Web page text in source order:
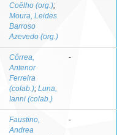
Coêlho (org.);
Moura, Leides
Barroso
Azevedo (org.)
Côrrea,
Antenor
Ferreira
(colab.); Luna,
Ianni (colab.)
-
Faustino,
Andrea
-